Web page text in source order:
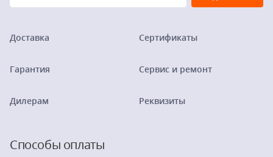
Доставка
Гарантия
Дилерам
Сертификаты
Сервис и ремонт
Реквизиты
Способы оплаты